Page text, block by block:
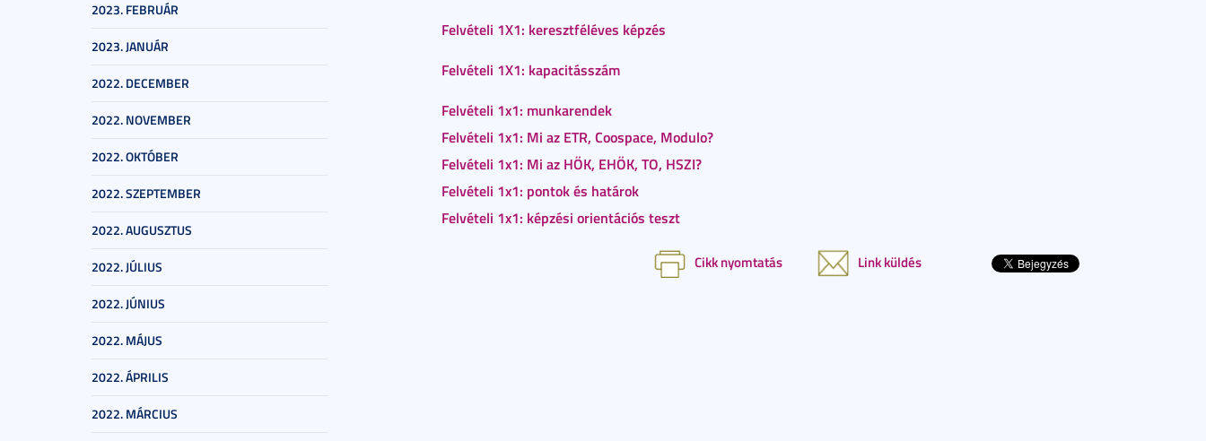
2023. FEBRUÁR
2023. JANUÁR
2022. DECEMBER
2022. NOVEMBER
2022. OKTÓBER
2022. SZEPTEMBER
2022. AUGUSZTUS
2022. JÚLIUS
2022. JÚNIUS
2022. MÁJUS
2022. ÁPRILIS
2022. MÁRCIUS
Felvételi 1X1: keresztféléves képzés
Felvételi 1X1: kapacitásszám
Felvételi 1x1: munkarendek
Felvételi 1x1: Mi az ETR, Coospace, Modulo?
Felvételi 1x1: Mi az HÖK, EHÖK, TO, HSZI?
Felvételi 1x1: pontok és határok
Felvételi 1x1: képzési orientációs teszt
Cikk nyomtatás Link küldés